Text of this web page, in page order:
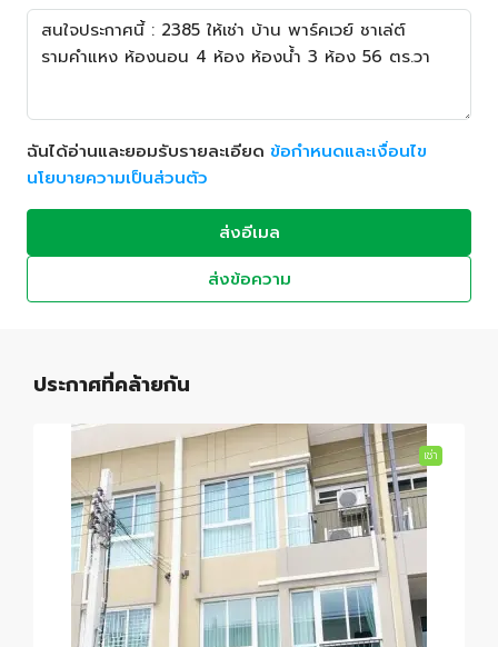
ฉันได้อ่านและยอมรับรายละเอียด ข้อกำหนดและเงื่อนไข
นโยบายความเป็นส่วนตัว
ส่งอีเมล
ส่งข้อความ
ประกาศที่คล้ายกัน
เช่า